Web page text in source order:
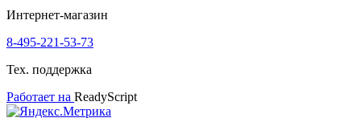
Интернет-магазин
8-495-221-53-73
Тех. поддержка
Работает на ReadyScript